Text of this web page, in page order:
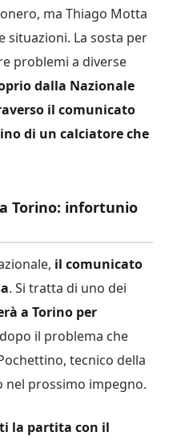
ma Thiago Motta
situazioni. La sosta per
problemi a diverse
dalla Nazionale
il comunicato
di un calciatore che
Torino: infortunio
il comunicato
. Si tratta di uno dei
a Torino per
il problema che
tecnico della
nel prossimo impegno.
la partita con il